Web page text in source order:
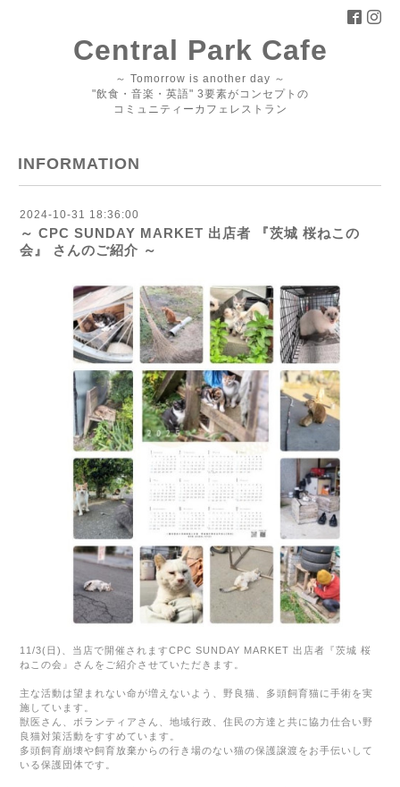
Central Park Cafe
～ Tomorrow is another day ～
"飲食・音楽・英語" 3要素がコンセプトの
コミュニティーカフェレストラン
INFORMATION
2024-10-31 18:36:00
～ CPC SUNDAY MARKET 出店者 『茨城 桜ねこの
会』 さんのご紹介 ～
11/3( 日 )、 当店で開催されますCPC SUNDAY MARKET 出店者『茨城 桜
ねこの会』さんをご紹介させていただきます。
主な活動は望まれない命が増えないよう、野良猫、多頭飼育猫に手術を実
施しています。
獣医さん、ボランティアさん、地域行政、住民の方達と共に協力仕合い野
良猫対策活動をすすめています。
多頭飼育崩壊や飼育放棄からの行き場のない猫の保護譲渡をお手伝いして
いる保護団体です。